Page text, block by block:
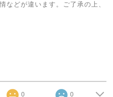
などが違います。ご了承の上、
0 0